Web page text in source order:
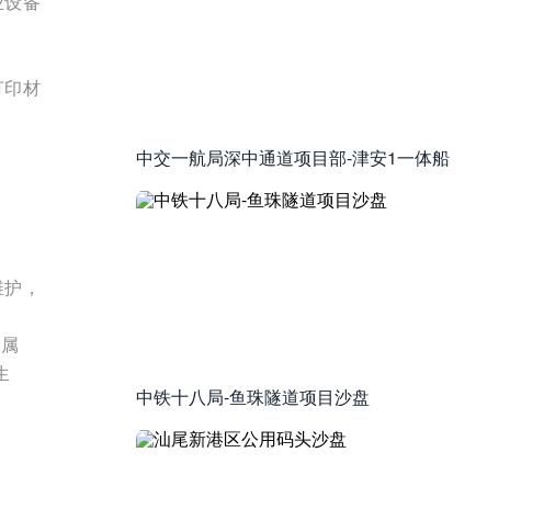
材
，
中交一航局深中通道项目部-津安1一体船
中铁十八局-鱼珠隧道项目沙盘